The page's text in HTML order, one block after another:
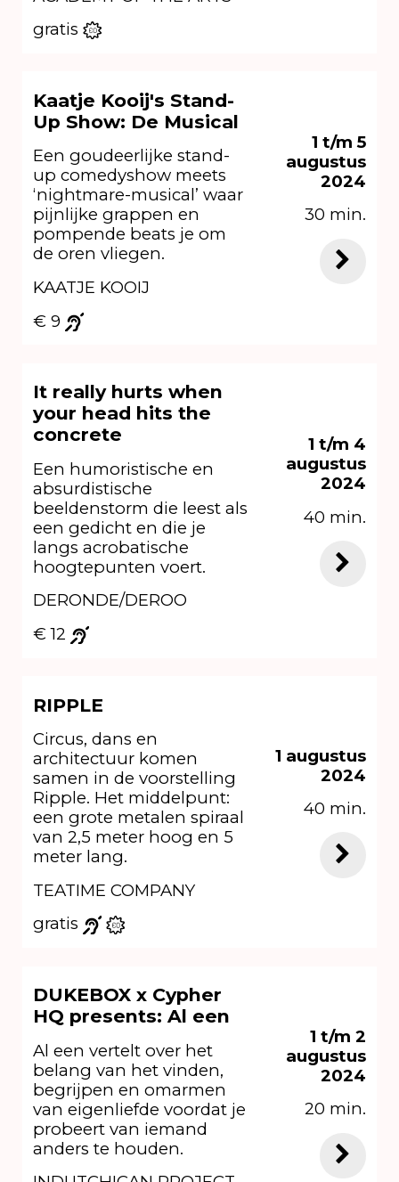
gratis
Kaatje Kooij's Stand-
Up Show: De Musical
Een goudeerlijke stand-
up comedyshow meets
‘nightmare-musical’ waar
pijnlijke grappen en
pompende beats je om
de oren vliegen.
KAATJE KOOIJ
€ 9
1 t/m 5
augustus
2024
30 min.
It really hurts when
your head hits the
concrete
Een humoristische en
absurdistische
beeldenstorm die leest als
een gedicht en die je
langs acrobatische
hoogtepunten voert.
DERONDE/DEROO
€ 12
1 t/m 4
augustus
2024
40 min.
RIPPLE
Circus, dans en
architectuur komen
samen in de voorstelling
Ripple. Het middelpunt:
een grote metalen spiraal
van 2,5 meter hoog en 5
meter lang.
TEATIME COMPANY
gratis
1 augustus
2024
40 min.
DUKEBOX x Cypher
HQ presents: Al een
Al een vertelt over het
belang van het vinden,
begrijpen en omarmen
van eigenliefde voordat je
probeert van iemand
anders te houden.
1 t/m 2
augustus
2024
20 min.